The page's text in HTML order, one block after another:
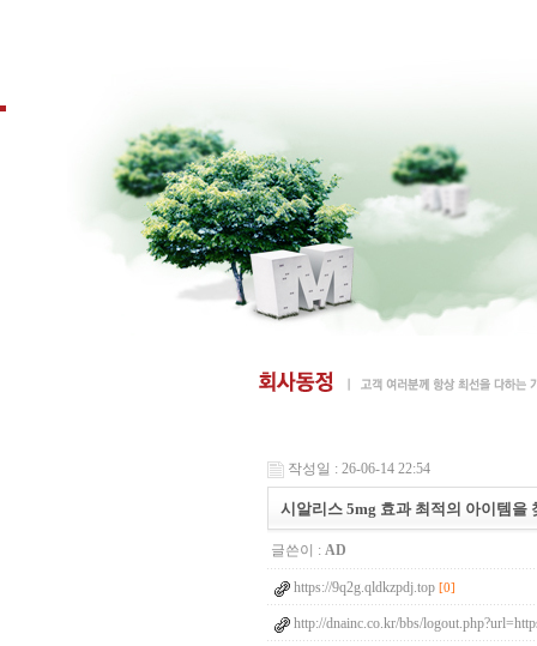
작성일 : 26-06-14 22:54
시알리스 5mg 효과 최적의 아이템을
글쓴이 : AD
https://9q2g.qldkzpdj.top [0]
http://dnainc.co.kr/bbs/